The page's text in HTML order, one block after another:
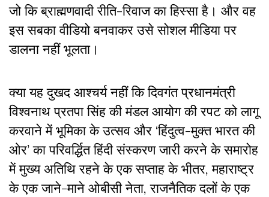
जो कि ब्राह्मणवादी रीति-रिवाज का हिस्सा है। और वह
इस सबका वीडियो बनवाकर उसे सोशल मीडिया पर
डालना नहीं भूलता।
क्या यह दुखद आश्चर्य नहीं कि दिवगंत प्रधानमंत्री
विश्वनाथ प्रतपा सिंह की मंडल आयोग की रपट को लागू
करवाने में भूमिका के उत्सव और ‘हिंदुत्व-मुक्त भारत की
ओर’ का परिवर्द्धित हिंदी संस्करण जारी करने के समारोह
में मुख्य अतिथि रहने के एक सप्ताह के भीतर, महाराष्ट्र
के एक जाने-माने ओबीसी नेता, राजनैतिक दलों के एक